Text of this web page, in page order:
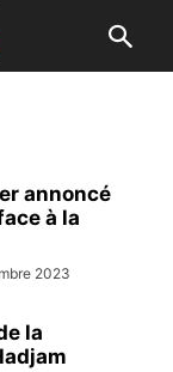
annoncé
à la
2023
la